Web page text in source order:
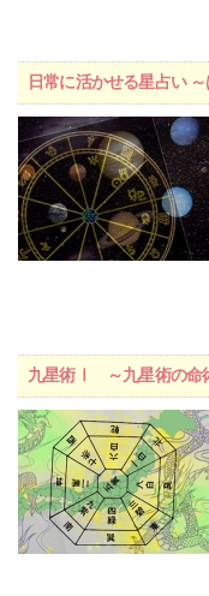
日常に活かせる星占い
九星術Ⅰ ～九星術の命